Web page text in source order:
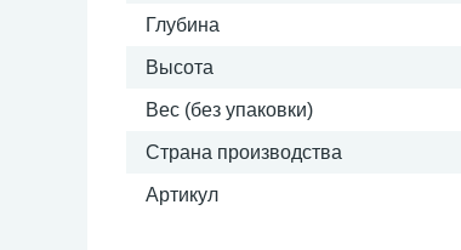
Глубина
Высота
Вес (без упаковки)
Страна производства
Артикул